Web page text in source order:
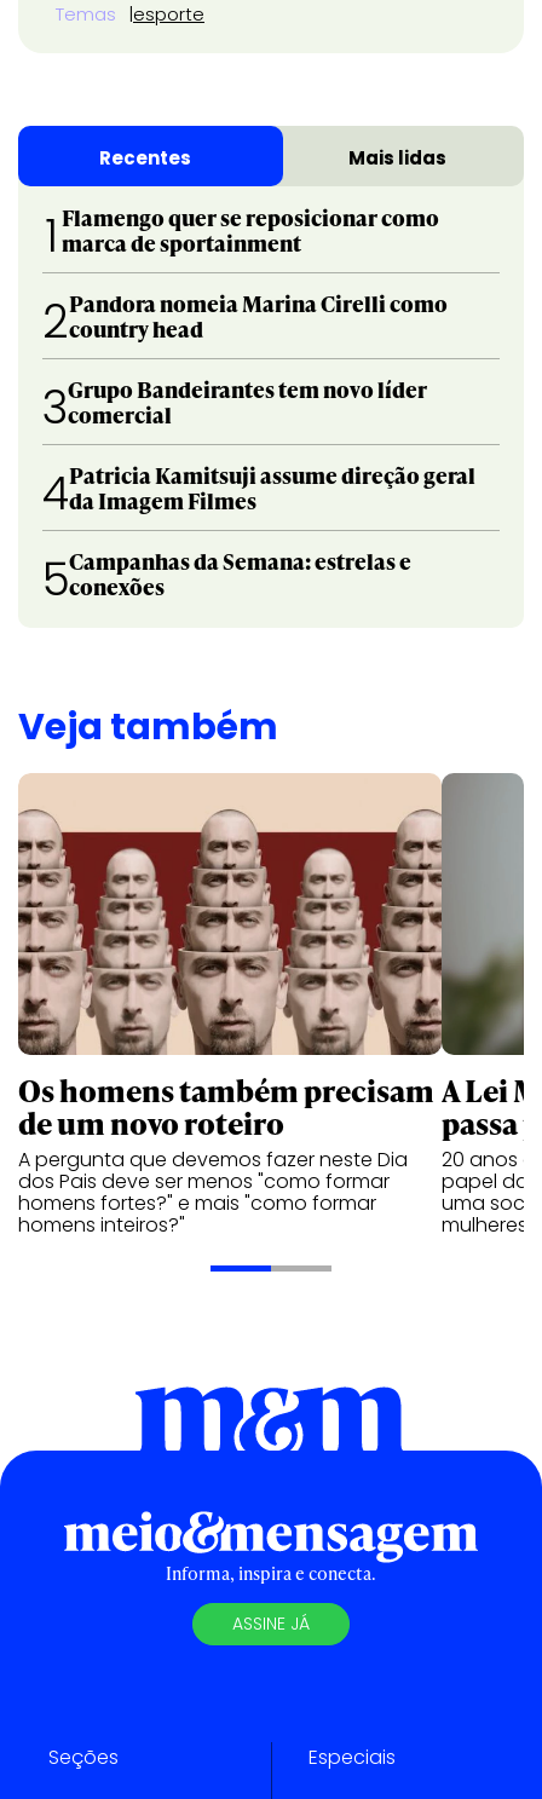
Temas esporte
Recentes Mais lidas
1 Flamengo quer se reposicionar como
marca de sportainment
2Pandora nomeia Marina Cirelli como
country head
3Grupo Bandeirantes tem novo líder
comercial
4Patricia Kamitsuji assume direção geral
da Imagem Filmes
5Campanhas da Semana: estrelas e
conexões
Veja também
Os homens também precisam
de um novo roteiro
A pergunta que devemos fazer neste Dia
dos Pais deve ser menos "como formar
homens fortes?" e mais "como formar
homens inteiros?"
A Lei
passa
20 anos
papel da
uma
mulheres
Informa, inspira e conecta.
ASSINE JÁ
Seções Especiais